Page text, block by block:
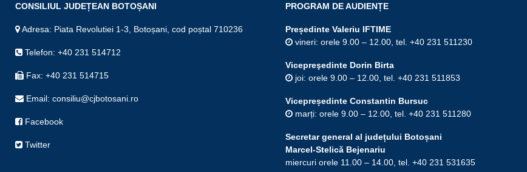
CONSILIUL JUDEȚEAN BOTOȘANI
Adresa: Piata Revolutiei 1-3, Botoșani, cod poștal 710236
Telefon: +40 231 514712
Fax: +40 231 514715
Email: consiliu@cjbotosani.ro
Facebook
Twitter
PROGRAM DE AUDIENȚE
Președinte Valeriu IFTIME
vineri: orele 9.00 – 12.00, tel. +40 231 511230
Vicepreşedinte Dorin Birta
joi: orele 9.00 – 12.00, tel. +40 231 511853
Vicepreședinte Constantin Bursuc
marți: orele 9.00 – 12.00, tel. +40 231 511280
Secretar general al județului Botoșani
Marcel-Stelică Bejenariu
miercuri orele 11.00 – 14.00, tel. +40 231 531635